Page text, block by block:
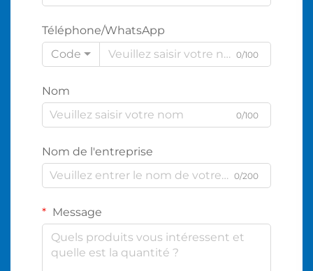
Téléphone/WhatsApp
Code
0/100
Nom
0/100
Nom de l'entreprise
0/200
Message